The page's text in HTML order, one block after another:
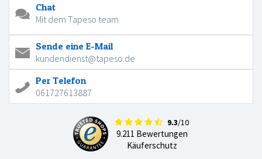
Chat
Mit dem Tapeso team
Sende eine E-Mail
kundendienst@tapeso.de
Per Telefon
061727613887
9.3/10
9.211 Bewertungen
Käuferschutz